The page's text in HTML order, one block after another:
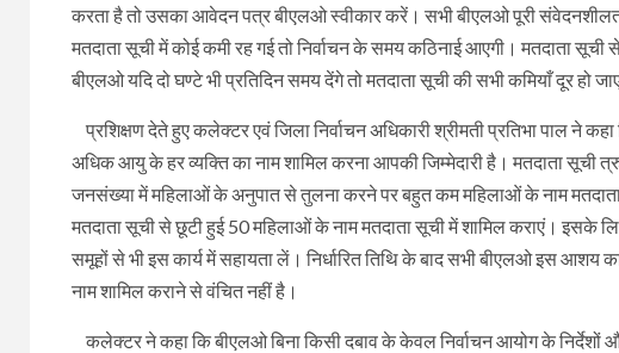
करता है तो उसका आवेदन पत्र बीएलओ स्वीकार करें। सभी बीएलओ पूरी
मतदाता सूची में कोई कमी रह गई तो निर्वाचन के समय कठिनाई आएगी। मतदाता
बीएलओ यदि दो घण्टे भी प्रतिदिन समय देंगे तो मतदाता सूची की सभी कमियाँ दूर हो
प्रशिक्षण देते हुए कलेक्टर एवं जिला निर्वाचन अधिकारी श्रीमती प्रतिभा पाल ने
अधिक आयु के हर व्यक्ति का नाम शामिल करना आपकी जिम्मेदारी है। मतदाता सूची
जनसंख्या में महिलाओं के अनुपात से तुलना करने पर बहुत कम महिलाओं के नाम
मतदाता सूची से छूटी हुई 50 महिलाओं के नाम मतदाता सूची में शामिल कराएं। इसके
समूहों से भी इस कार्य में सहायता लें। निर्धारित तिथि के बाद सभी बीएलओ इस आशय
नाम शामिल कराने से वंचित नहीं है।
कलेक्टर ने कहा कि बीएलओ बिना किसी दबाव के केवल निर्वाचन आयोग के निर्देशों